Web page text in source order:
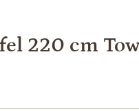
220 cm